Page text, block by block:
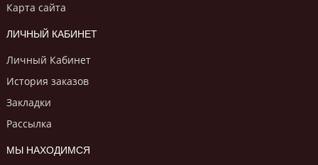
Карта сайта
ЛИЧНЫЙ КАБИНЕТ
Личный Кабинет
История заказов
Закладки
Рассылка
МЫ НАХОДИМСЯ